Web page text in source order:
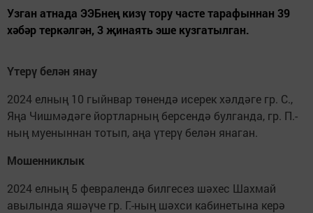
Узган атнада ЭЭБнең кизү тору часте тарафыннан 39
хәбәр теркәлгән, 3 җинаять эше кузгатылган.
Үтерү белән янау
2024 елның 10 гыйнвар төнендә исерек хәлдәге гр. С.,
Яңа Чишмәдәге йортларның берсендә булганда, гр. П.-
ның муеныннан тотып, аңа үтерү белән янаган.
Мошенниклык
2024 елның 5 февралендә билгесез шәхес Шахмай
авылында яшәүче гр. Г.-ның шәхси кабинетына керә